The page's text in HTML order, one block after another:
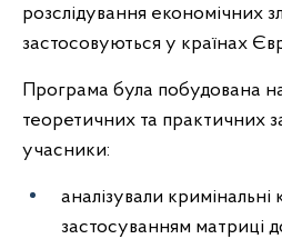
розслідування економічних
застосовуються у країнах
Програма була побудована
теоретичних та практичних
учасники:
аналізували кримінальні
застосуванням матриці